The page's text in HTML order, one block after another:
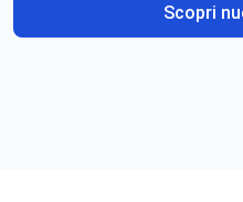
Scopri